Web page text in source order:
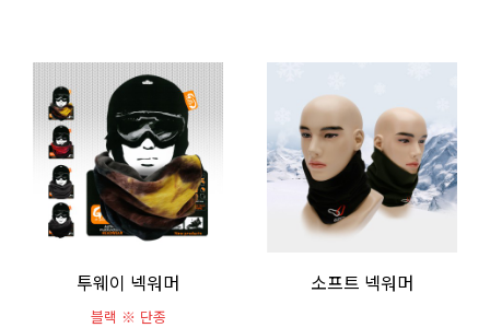
투웨이 넥워머
블랙 ※ 단종
소프트 넥워머